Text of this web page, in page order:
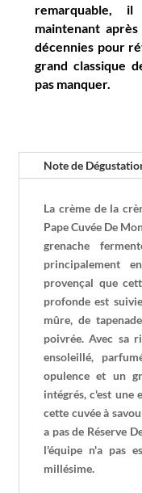
remarquable,
maintenant
décennies pour
grand classique
pas manquer.
Note de
La crème de la
Pape Cuvée De
grenache
principalement
provençal que
profonde est
mûre, de
poivrée. Avec sa
ensoleillé,
opulence et un
intégrés, c'est une
cette cuvée à
a pas de Réserve
l'équipe n'a pas
millésime.